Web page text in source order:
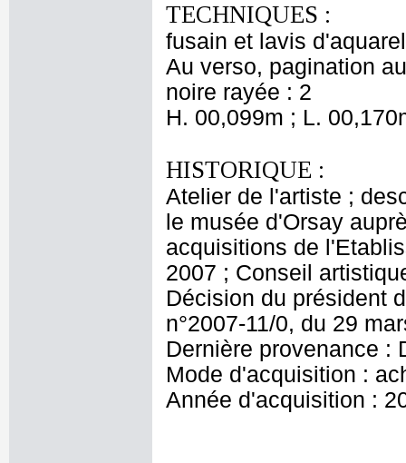
TECHNIQUES :
fusain et lavis
Au verso, pagination
noire rayée : 2
H. 00,099m ; L.
HISTORIQUE :
Atelier de l'artiste ;
le musée d'Orsay
acquisitions de
2007 ; Conseil
Décision du président
n°2007-11/0, du 29
Dernière provenance :
Mode d'acquisition :
Année d'acquisition :